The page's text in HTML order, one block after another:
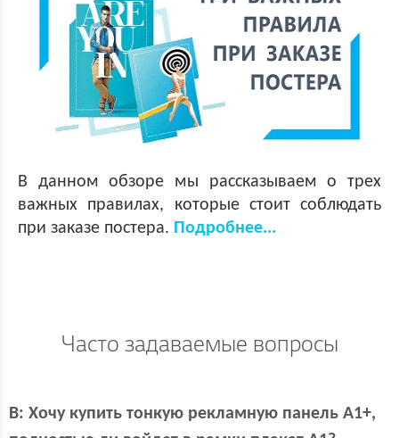
В данном обзоре мы рассказываем о трех
важных правилах, которые стоит соблюдать
при заказе постера. Подробнее...
Часто задаваемые вопросы
В: Хочу купить тонкую рекламную панель А1+,